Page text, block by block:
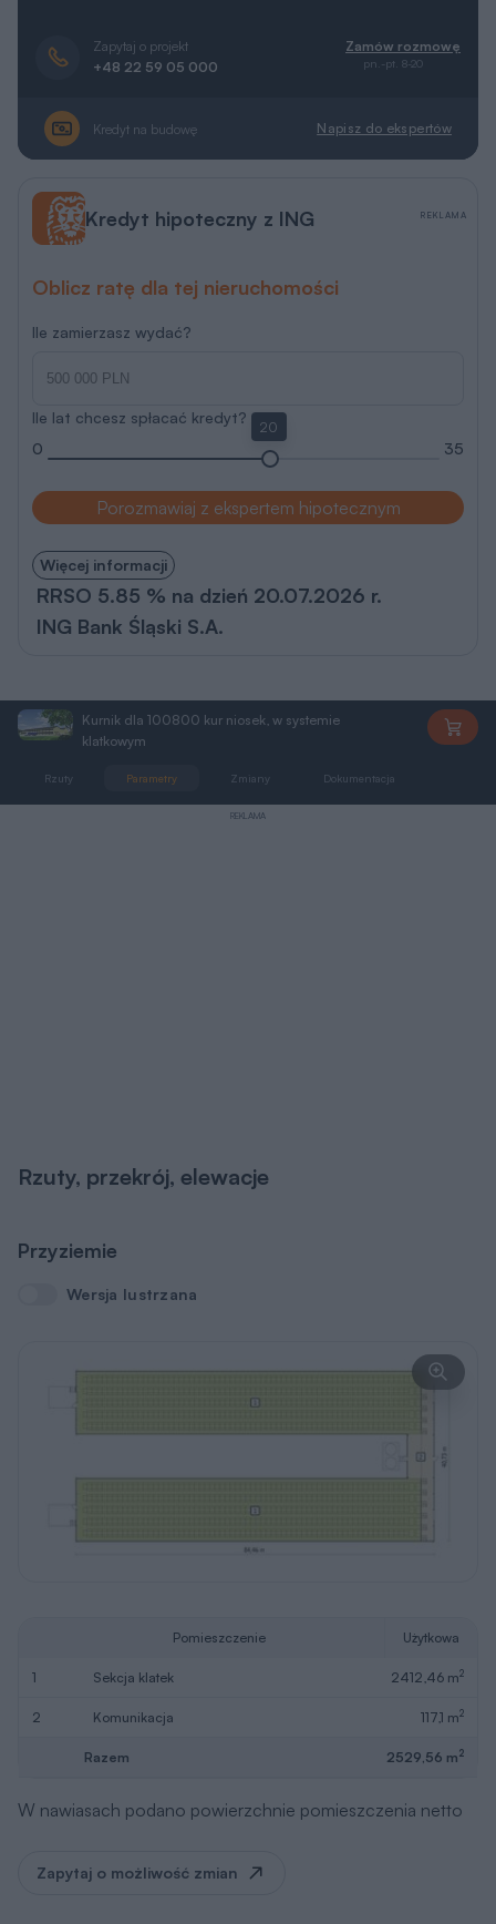
Zapytaj o projekt
+48 22 59 05 000
Zamów rozmowę
pn.-pt. 8-20
Kredyt na budowę Napisz do ekspertów
Kredyt hipoteczny z ING
Oblicz ratę dla tej nieruchomości
Ile zamierzasz wydać?
Ile lat chcesz spłacać kredyt?
0
20
35
Porozmawiaj z ekspertem hipotecznym
Więcej informacji
RRSO 5.85 % na dzień 20.07.2026 r.
ING Bank Śląski S.A.
REKLAMA
Kurnik dla 100800 kur niosek, w systemie
klatkowym
Rzuty Parametry Zmiany Dokumentacja
REKLAMA
Rzuty, przekrój, elewacje
Przyziemie
Wersja lustrzana
Wersja lustrzana
Pomieszczenie Użytkowa
1 sekcja klatek 2412,46 m2
2 komunikacja 117,1 m2
Razem 2529,56 m2
W nawiasach podano powierzchnie pomieszczenia netto
Zapytaj o możliwość zmian